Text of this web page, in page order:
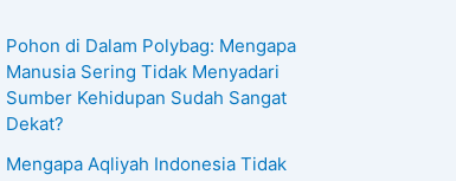
f
o
r
:
Pohon di Dalam Polybag: Mengapa
Manusia Sering Tidak Menyadari
Sumber Kehidupan Sudah Sangat
Dekat?
Mengapa Aqliyah Indonesia Tidak